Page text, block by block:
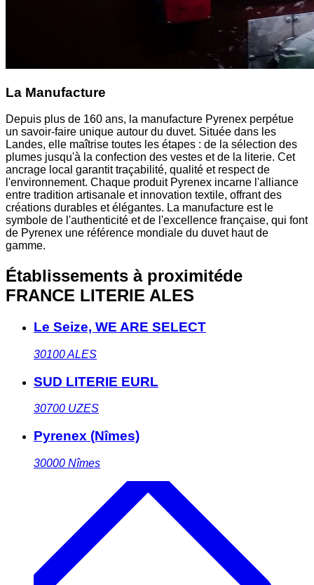
La Manufacture
Depuis plus de 160 ans, la manufacture Pyrenex perpétue
un savoir-faire unique autour du duvet. Située dans les
Landes, elle maîtrise toutes les étapes : de la sélection des
plumes jusqu'à la confection des vestes et de la literie. Cet
ancrage local garantit traçabilité, qualité et respect de
l'environnement. Chaque produit Pyrenex incarne l'alliance
entre tradition artisanale et innovation textile, offrant des
créations durables et élégantes. La manufacture est le
symbole de l'authenticité et de l'excellence française, qui font
de Pyrenex une référence mondiale du duvet haut de
gamme.
Établissements à proximitéde
FRANCE LITERIE ALES
Le Seize, WE ARE SELECT
30100ALES
SUD LITERIE EURL
30700 UZES
Pyrenex (Nîmes)
30000 Nîmes